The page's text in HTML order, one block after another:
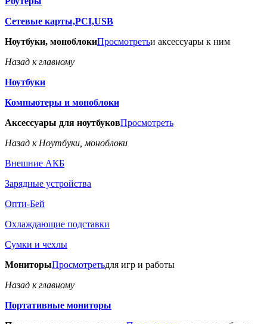
Сетевые карты,PCI,USB
Ноутбуки, моноблокиПросмотретьи аксессуары к ним
Назад к главному
Ноутбуки
Компьютеры и моноблоки
Аксессуары для ноутбуковПросмотреть
Назад к Ноутбуки, моноблоки
Внешние АКБ
Зарядные устройства
Опти-Бей
Охлаждающие подставки
Сумки и чехлы
МониторыПросмотретьдля игр и работы
Назад к главному
Портативные мониторы